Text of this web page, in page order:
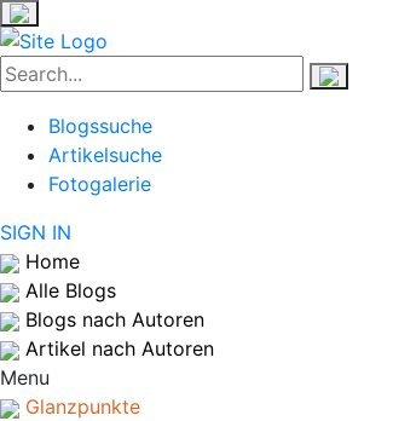
Blogssuche
Artikelsuche
Fotogalerie
SIGN IN
Home
Alle Blogs
Blogs nach Autoren
Artikel nach Autoren
Menu
Glanzpunkte